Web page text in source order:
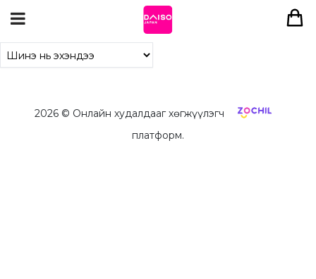
2026© Онлайн худалдааг хөгжүүлэгч
платформ.